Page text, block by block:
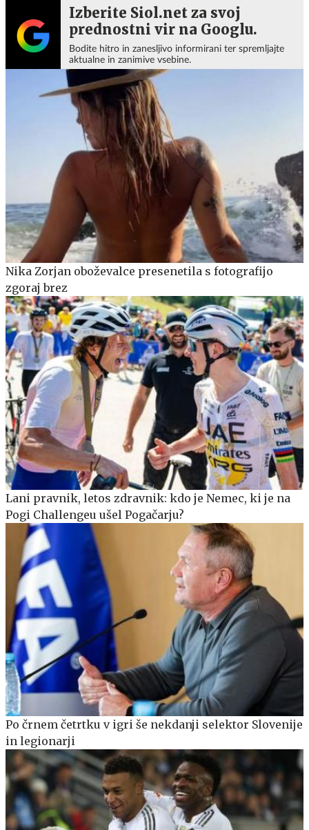
Izberite Siol.net za svoj
prednostni vir na Googlu.
Bodite hitro in zanesljivo informirani ter spremljajte
aktualne in zanimive vsebine.
Nika Zorjan oboževalce presenetila s fotografijo
zgoraj brez
Lani pravnik, letos zdravnik: kdo je Nemec, ki je na
Pogi Challengeu ušel Pogačarju?
Po črnem četrtku v igri še nekdanji selektor Slovenije
in legionarji